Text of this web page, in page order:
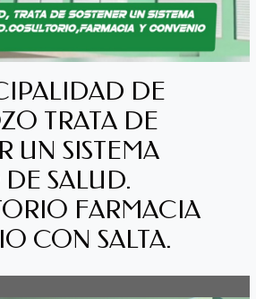
DE
TRATA DE
UN SISTEMA
SALUD.
FARMACIA
CON SALTA.